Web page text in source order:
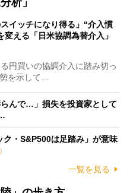
スイッチになり得る」“介入慣
変える「日米協調為替介入」
円買いの協調介入に踏み切っ
を示して…
らんで…」損失を投資家として
ク・S&P500は足踏み」が意味
一覧を見る